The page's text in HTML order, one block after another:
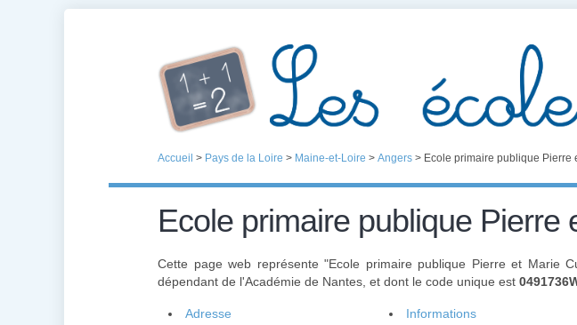
Accueil > Pays de la Loire > Maine-et-Loire > Angers > Ecole primaire publique Pierre
Ecole primaire publique Pierre
Cette page web représente "Ecole primaire publique Pierre et Marie
dépendant de l'Académie de Nantes, et dont le code unique est
Adresse Informations